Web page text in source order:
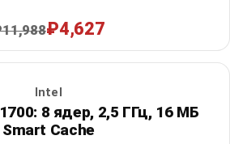
₽4,627
Intel
8 ядер, 2,5 ГГц, 16 МБ
Smart Cache